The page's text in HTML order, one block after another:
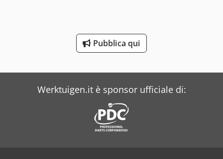
Pubblica qui
Werktuigen.it è sponsor ufficiale di: